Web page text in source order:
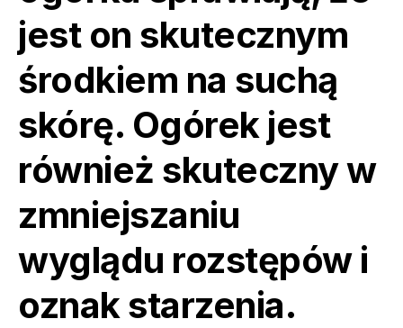
jest on skutecznym
środkiem na suchą
skórę. Ogórek jest
również skuteczny w
zmniejszaniu
wyglądu rozstępów i
oznak starzenia.